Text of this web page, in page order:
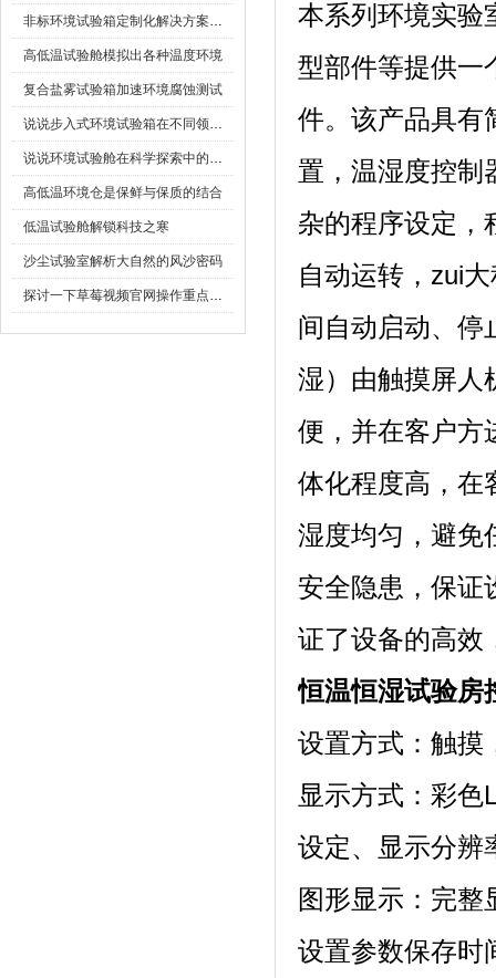
非标环境试验箱定制化解决方案在可靠性测试中的重要性
高低温试验舱模拟出各种温度环境
复合盐雾试验箱加速环境腐蚀测试
说说步入式环境试验箱在不同领域的应用
说说环境试验舱在科学探索中的作用
高低温环境仓是保鲜与保质的结合
低温试验舱解锁科技之寒
沙尘试验室解析大自然的风沙密码
探讨一下草莓视频官网操作重点是什么
本系列环境实验
型部件等提供一
件。该产品
置，温湿度控制
杂的程序设定
自动运转，zui
间自动启动、停止
湿）由触摸屏人
便，并在客
体化程度高，
湿度均匀，避
安全隐患，保
证了设备的高效
恒温恒湿试验房
设置方式：触摸
显示方式：
设定、显示分
图形显示：完
设置参数保存时